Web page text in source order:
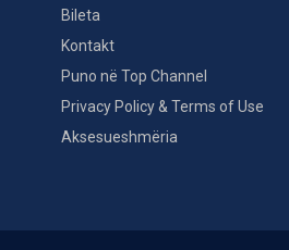
Bileta
Kontakt
Puno në Top Channel
Privacy Policy & Terms of Use
Aksesueshmëria